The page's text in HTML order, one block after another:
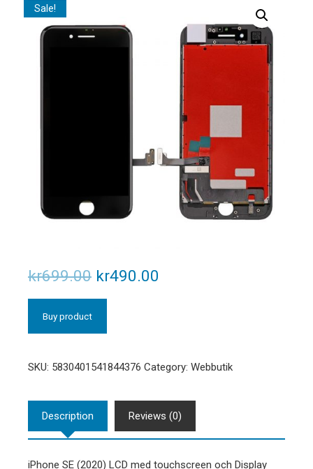
Sale!
kr699.00 kr490.00
Buy product
SKU: 5830401541844376 Category: Webbutik
Description Reviews (0)
iPhone SE (2020) LCD med touchscreen och Display